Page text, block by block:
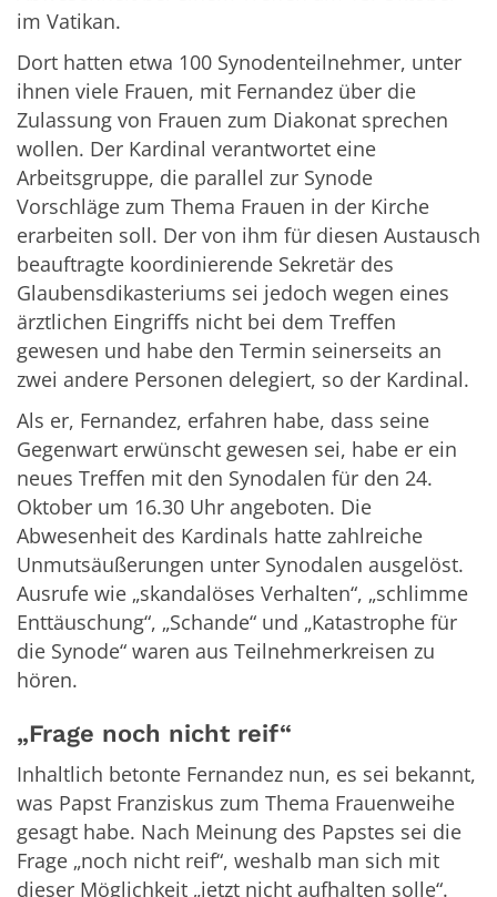
im Vatikan.
Dort hatten etwa 100 Synodenteilnehmer, unter
ihnen viele Frauen, mit Fernandez über die
Zulassung von Frauen zum Diakonat sprechen
wollen. Der Kardinal verantwortet eine
Arbeitsgruppe, die parallel zur Synode
Vorschläge zum Thema Frauen in der Kirche
erarbeiten soll. Der von ihm für diesen Austausch
beauftragte koordinierende Sekretär des
Glaubensdikasteriums sei jedoch wegen eines
ärztlichen Eingriffs nicht bei dem Treffen
gewesen und habe den Termin seinerseits an
zwei andere Personen delegiert, so der Kardinal.
Als er, Fernandez, erfahren habe, dass seine
Gegenwart erwünscht gewesen sei, habe er ein
neues Treffen mit den Synodalen für den 24.
Oktober um 16.30 Uhr angeboten. Die
Abwesenheit des Kardinals hatte zahlreiche
Unmutsäußerungen unter Synodalen ausgelöst.
Ausrufe wie „skandalöses Verhalten“, „schlimme
Enttäuschung“, „Schande“ und „Katastrophe für
die Synode“ waren aus Teilnehmerkreisen zu
hören.
„Frage noch nicht reif“
Inhaltlich betonte Fernandez nun, es sei bekannt,
was Papst Franziskus zum Thema Frauenweihe
gesagt habe. Nach Meinung des Papstes sei die
Frage „noch nicht reif“, weshalb man sich mit
dieser Möglichkeit „jetzt nicht aufhalten solle“.